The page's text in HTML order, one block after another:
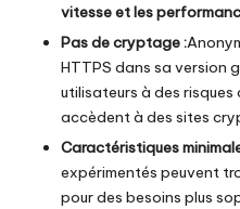
vitesse et les
Pas de cryptage :
HTTPS dans sa version
utilisateurs à des
accèdent à des sites
Caractéristiques
expérimentés peuvent
pour des besoins plus